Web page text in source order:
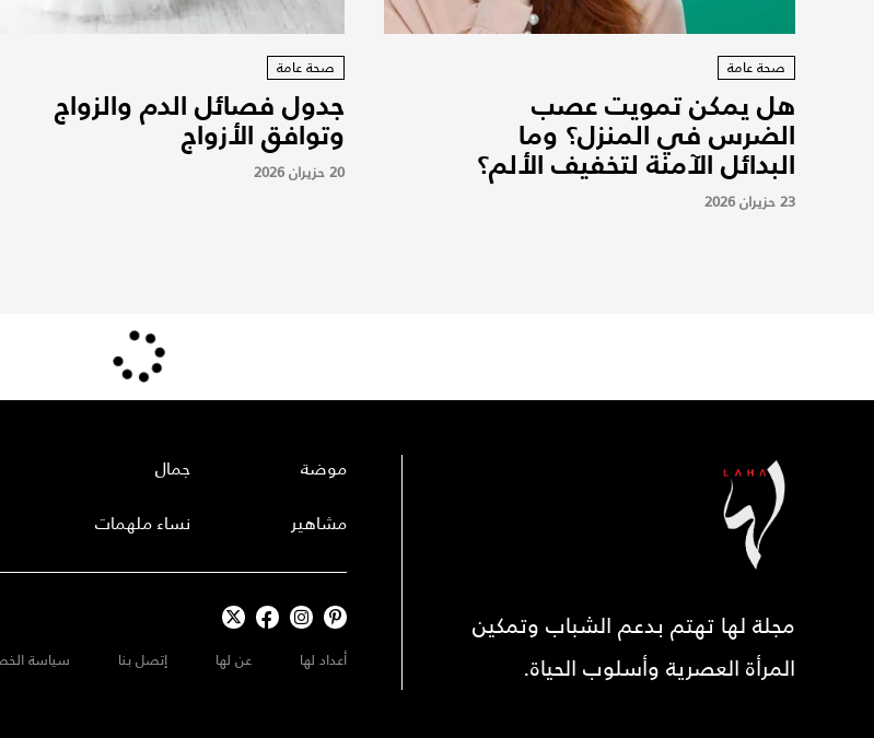
صحة عامة
هل يمكن تمويت عصب
الضرس في المنزل؟ وما
البدائل الآمنة لتخفيف الألم؟
23 حزيران 2026
صحة عامة
جدول فصائل الدم والزواج
وتوافق الأزواج
20 حزيران 2026
مجلة لها تهتم بدعم الشباب وتمكين
المرأة العصرية وأسلوب الحياة.
موضة
مشاهير
جمال
نساء ملهمات
أعداد لها عن لها إتصل بنا سياسة